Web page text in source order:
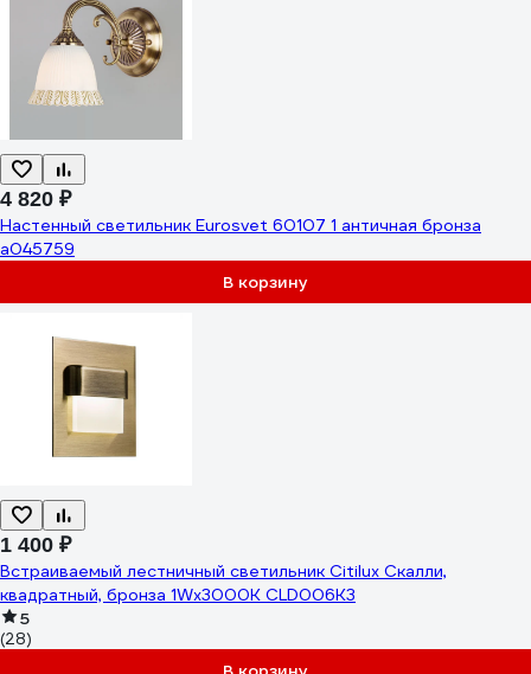
4 820 ₽
Настенный светильник Eurosvet 60107 1 античная бронза
a045759
В корзину
1 400 ₽
Встраиваемый лестничный светильник Citilux Скалли,
квадратный, бронза 1Wх3000K CLD006K3
5
(28)